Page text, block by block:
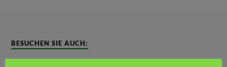
BESUCHEN SIE AUCH: